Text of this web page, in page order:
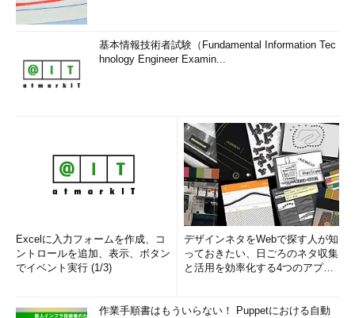
基本情報技術者試験（Fundamental Information Tec
hnology Engineer Examin...
Excelに入力フォームを作成、コ
ントロールを追加、表示、ボタン
でイベント実行 (1/3)
デザインネタをWebで探す人が知
っておきたい、日ごろのネタ収集
と活用を効率化する4つのアプリ
作業手順書はもういらない！ Puppetにおける自動